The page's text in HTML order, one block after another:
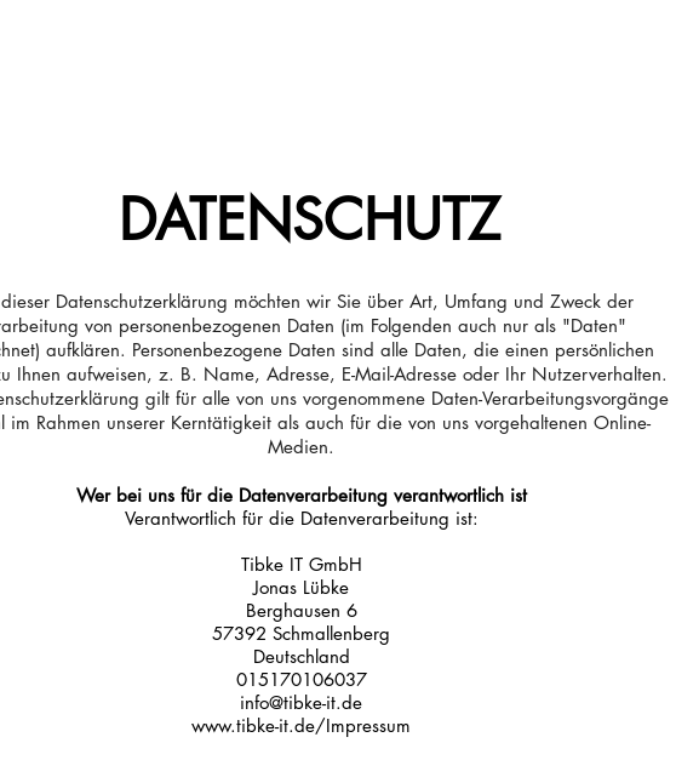
DATENSCHUTZ
Datenschutzerklärung möchten wir Sie über Art, Umfang und Zweck der
von personenbezogenen Daten (im Folgenden auch nur als "Daten"
aufklären. Personenbezogene Daten sind alle Daten, die einen persönlichen
Ihnen aufweisen, z. B. Name, Adresse, E-Mail-Adresse oder Ihr Nutzerverhalten.
gilt für alle von uns vorgenommene Daten-Verarbeitungsvorgänge
im Rahmen unserer Kerntätigkeit als auch für die von uns vorgehaltenen Online-
Medien.
Wer bei uns für die Datenverarbeitung verantwortlich ist
Verantwortlich für die Datenverarbeitung ist:
Tibke IT GmbH
Jonas Lübke
Berghausen 6
57392 Schmallenberg
Deutschland
015170106037
info@tibke-it.de
www.tibke-it.de/Impressum